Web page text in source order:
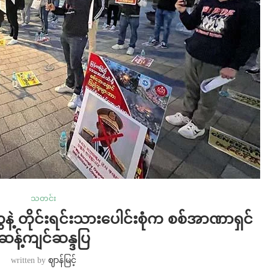
သတင်း
တိုင်းရင်းသားပေါင်းစုံက စစ်အာဏာရှင်
န့်ကျင်ဆန္ဒပြ
written byဈာန်မြင့်